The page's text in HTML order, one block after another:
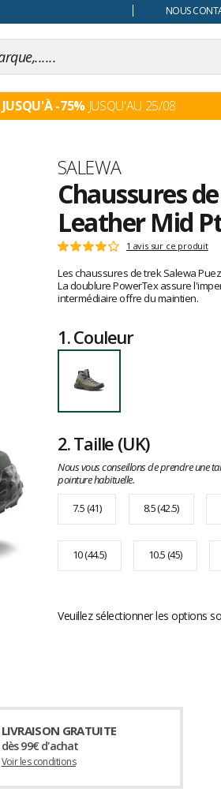
NOUS
JUSQU'À -75%JUSQU'AU 25/08
Marque
SALEWA
Chaussures
Leather Mid
Les
clients
Note
:
4
sur
1 avis sur ce produit
Les chaussures de trek Salewa
La doublure PowerTex assure
intermédiaire offre du maintien.
1.Couleur
2.Taille (UK)
Nous vous conseillons de prendre une
pointure habituelle.
7.5 (41)
8.5 (42.5)
10 (44.5) 10.5 (45)
Veuillez sélectionner les options
LIVRAISON GRATUITE
dès 99€ d'achat
Voir les conditions